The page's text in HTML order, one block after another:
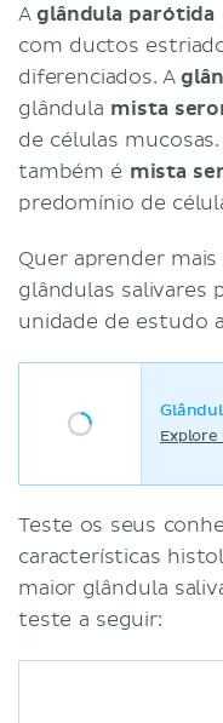
Aglândula parótida
com ductos
diferenciados. A
glândula mista
de células mucosas.
também é mista
predomínio de
Quer aprender
glândulas salivares
unidade de estudo
Explore
Teste os seus
características
maior glândula
teste a seguir: